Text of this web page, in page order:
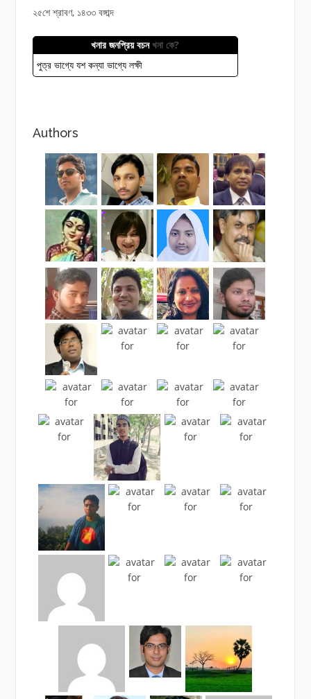
২৫শে শ্রাবণ, ১৪৩৩ বঙ্গাব্দ
খনার জনপ্রিয় বচনখনা কে?
পুত্র ভাগ্যে যশ কন্যা ভাগ্যে লক্ষী
Authors